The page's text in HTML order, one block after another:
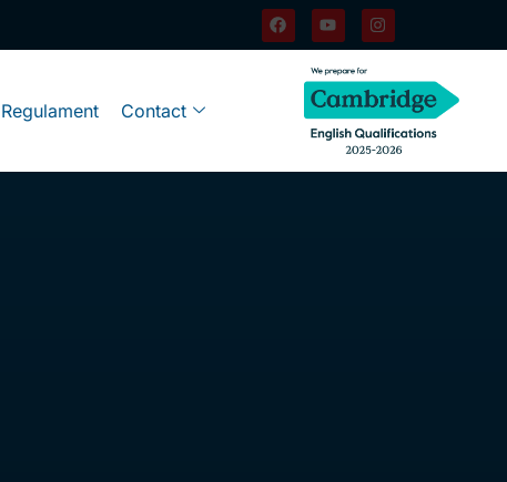
Regulament Contact